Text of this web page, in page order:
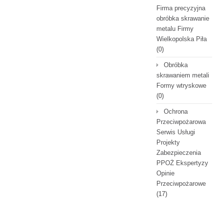
Firma precyzyjna
obróbka skrawanie
metalu Firmy
Wielkopolska Piła
(0)
Obróbka
skrawaniem metali
Formy wtryskowe
(0)
Ochrona
Przeciwpożarowa
Serwis Usługi
Projekty
Zabezpieczenia
PPOŻ Ekspertyzy
Opinie
Przeciwpożarowe
(17)